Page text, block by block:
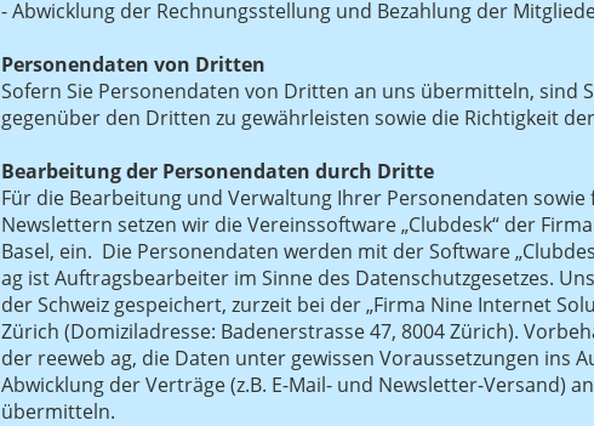
- Abwicklung der Rechnungsstellung und Bezahlung der
Personendaten von Dritten
Sofern Sie Personendaten von Dritten an uns übermitteln, sind
gegenüber den Dritten zu gewährleisten sowie die Richtigkeit
Bearbeitung der Personendaten durch Dritte
Für die Bearbeitung und Verwaltung Ihrer Personendaten sowie
Newslettern setzen wir die Vereinssoftware „Clubdesk“ der
Basel, ein. Die Personendaten werden mit der Software
ag ist Auftragsbearbeiter im Sinne des Datenschutzgesetzes.
der Schweiz gespeichert, zurzeit bei der „Firma Nine Internet
Zürich (Domiziladresse: Badenerstrasse 47, 8004 Zürich).
der reeweb ag, die Daten unter gewissen Voraussetzungen ins
Abwicklung der Verträge (z.B. E-Mail- und Newsletter-Versand)
übermitteln.